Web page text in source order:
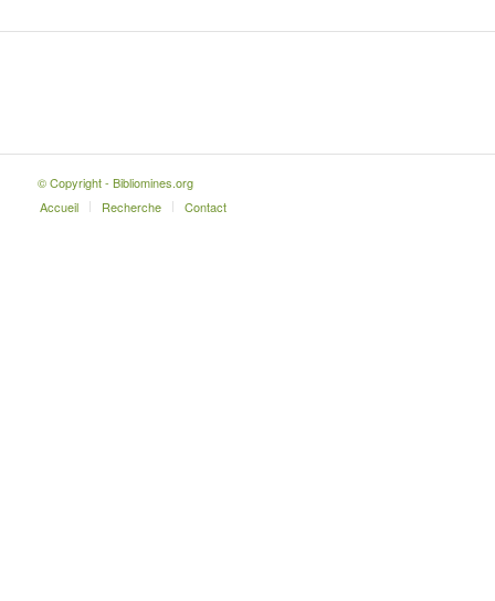
© Copyright - Bibliomines.org
Accueil
Recherche Contact